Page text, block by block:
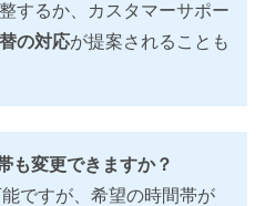
するか、カスタマーサポー
の対応が提案されることも
も変更できますか？
ですが、希望の時間帯が